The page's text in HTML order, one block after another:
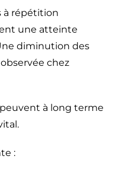
à répétition
une atteinte
diminution des
chez
à long terme
: